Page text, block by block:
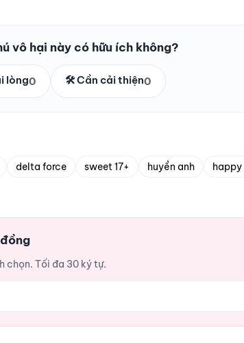
vô hại này có hữu ích không?
lòng0 🛠️ Cần cải thiện0
delta force sweet 17+ huyền anh happy
chọn. Tối đa 30 ký tự.